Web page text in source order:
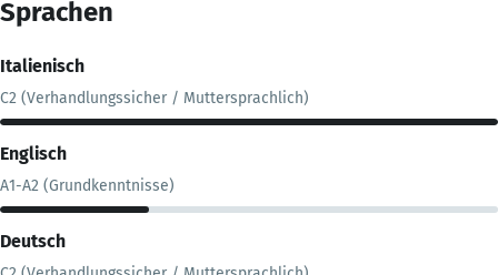
Sprachen
Italienisch
C2 (Verhandlungssicher / Muttersprachlich)
Englisch
A1-A2 (Grundkenntnisse)
Deutsch